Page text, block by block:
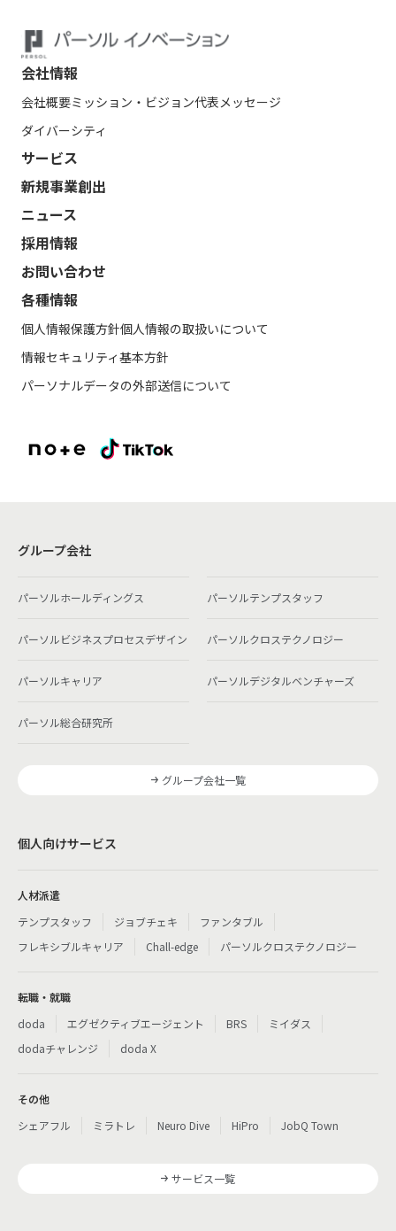
会社情報
会社概要ミッション・ビジョン代表メッセージ
ダイバーシティ
サービス
新規事業創出
ニュース
採用情報
お問い合わせ
各種情報
個人情報保護方針個人情報の取扱いについて
情報セキュリティ基本方針
パーソナルデータの外部送信について
グループ会社
パーソルホールディングス パーソルテンプスタッフ
パーソルビジネスプロセスデザイン パーソルクロステクノロジー
パーソルキャリア パーソルデジタルベンチャーズ
パーソル総合研究所
グループ会社一覧
個人向けサービス
人材派遣
テンプスタッフ
ジョブチェキ
ファンタブル
フレキシブルキャリア
Chall-edge パーソルクロステクノロジー
転職・就職
doda
エグゼクティブエージェント BRS
ミイダス
dodaチャレンジ
doda X
その他
シェアフル
ミラトレ Neuro Dive HiPro JobQ Town
サービス一覧